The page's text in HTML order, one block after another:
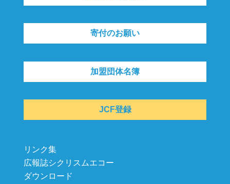
寄付のお願い
加盟団体名簿
JCF登録
リンク集
広報誌シクリスムエコー
ダウンロード